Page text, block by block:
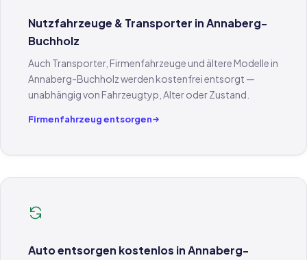
Nutzfahrzeuge & Transporter in Annaberg-
Buchholz
Auch Transporter, Firmenfahrzeuge und ältere Modelle in
Annaberg-Buchholz werden kostenfrei entsorgt —
unabhängig von Fahrzeugtyp, Alter oder Zustand.
Firmenfahrzeug entsorgen
Auto entsorgen kostenlos in Annaberg-